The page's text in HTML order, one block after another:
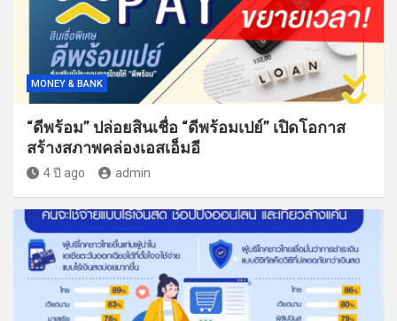
MONEY & BANK
“ดีพร้อม” ปล่อยสินเชื่อ “ดีพร้อมเปย์” เปิดโอกาส
สร้างสภาพคล่องเอสเอ็มอี
4 ปี ago admin